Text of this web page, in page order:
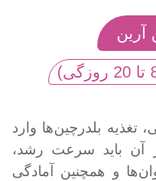
آرین
تغذیه بلدرچین‌ها وارد
آن باید سرعت رشد،
و همچنین آمادگی